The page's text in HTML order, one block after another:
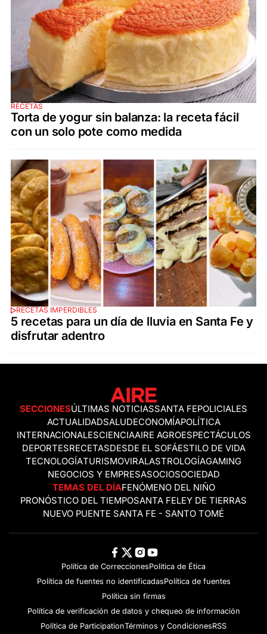
RECETAS
Torta de yogur sin balanza: la receta fácil
con un solo pote como medida
RECETAS IMPERDIBLES
5 recetas para un día de lluvia en Santa Fe y
disfrutar adentro
SECCIONESÚLTIMAS NOTICIASSANTA FEPOLICIALES
ACTUALIDADSALUDECONOMÍAPOLÍTICA
INTERNACIONALESCIENCIAAIRE AGROESPECTÁCULOS
DEPORTESRECETASDESDE EL SOFÁESTILO DE VIDA
TECNOLOGÍATURISMOVIRALASTROLOGÍAGAMING
NEGOCIOS Y EMPRESASOCIOSOCIEDAD
TEMAS DEL DÍAFENÓMENO DEL NIÑO
PRONÓSTICO DEL TIEMPOSANTA FELEY DE TIERRAS
NUEVO PUENTE SANTA FE - SANTO TOMÉ
Política de CorreccionesPolitica de Ética
Política de fuentes no identificadasPolítica de fuentes
Política sin firmas
Política de verificación de datos y chequeo de información
Politica de ParticipationTérminos y CondicionesRSS